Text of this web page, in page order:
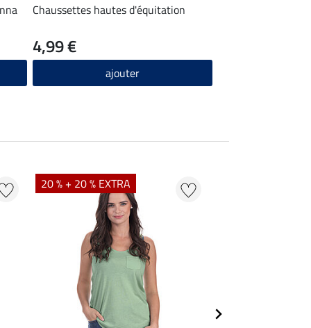
Chaussettes hautes d'équitation
4,99 €
ajouter
20 % + 20 % EXTRA